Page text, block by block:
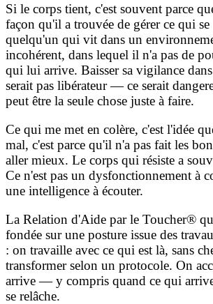
Si le corps tient, c'est souvent parce
façon qu'il a trouvée de gérer ce qui se
quelqu'un qui vit dans un
incohérent, dans lequel il n'a pas de
qui lui arrive. Baisser sa vigilance
serait pas libérateur — ce serait
peut être la seule chose juste à faire.
Ce qui me met en colère, c'est l'idée
mal, c'est parce qu'il n'a pas fait les
aller mieux. Le corps qui résiste a
Ce n'est pas un dysfonctionnement à
une intelligence à écouter.
La Relation d'Aide par le Toucher®
fondée sur une posture issue des
: on travaille avec ce qui est là, sans
transformer selon un protocole. On
arrive — y compris quand ce qui
se relâche.